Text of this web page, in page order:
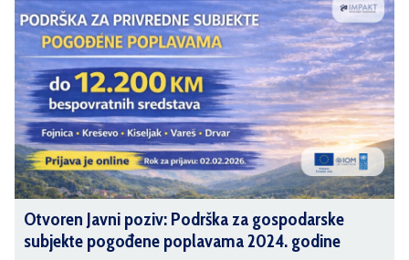
Otvoren Javni poziv: Podrška za gospodarske
subjekte pogođene poplavama 2024. godine